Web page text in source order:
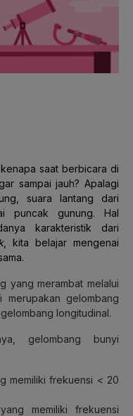
saat berbicara di
sampai jauh? Apalagi
suara lantang dari
puncak gunung. Hal
karakteristik dari
, kita belajar mengenai
yang merambat melalui
merupakan gelombang
longitudinal.
gelombang bunyi
memiliki frekuensi < 20
memiliki frekuensi